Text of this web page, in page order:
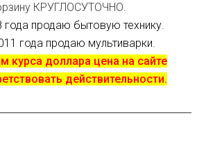
КРУГЛОСУТОЧНО.
года продаю бытовую технику.
года продаю мультиварки.
курса доллара цена на сайте
действительности.